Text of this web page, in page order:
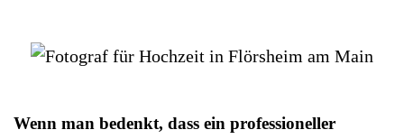
Wenn man bedenkt, dass ein professioneller